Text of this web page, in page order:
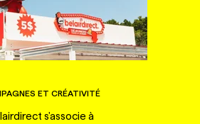
ET CRÉATIVITÉ
s'associe à